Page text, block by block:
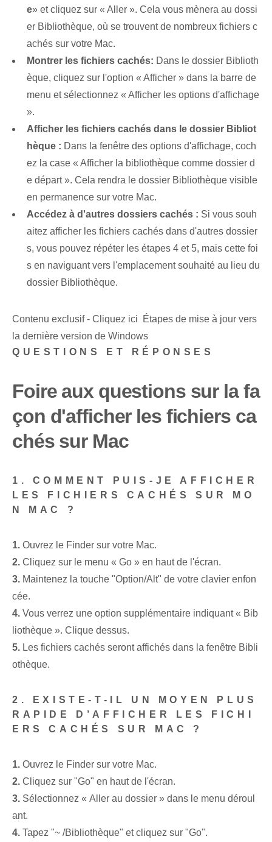
e» et cliquez sur « Aller ». Cela vous mènera au dossi
er Bibliothèque, où se trouvent de nombreux fichiers c
achés sur votre Mac.
Montrer les fichiers cachés: Dans le dossier Biblioth
èque, cliquez sur l'option « Afficher » dans la barre de
menu et sélectionnez « Afficher les options d'affichage
».
Afficher les fichiers cachés dans le dossier Bibliot
hèque : Dans la fenêtre des options d'affichage, coch
ez la case « Afficher la bibliothèque comme dossier d
e départ ». Cela rendra le dossier Bibliothèque visible
en permanence sur votre Mac.
Accédez à d'autres dossiers cachés : Si vous souh
aitez afficher les fichiers cachés dans d'autres dossier
s, vous pouvez répéter les étapes 4 et 5, mais cette foi
s en naviguant vers l'emplacement souhaité au lieu du
dossier Bibliothèque.
Contenu exclusif - Cliquez ici Étapes de mise à jour vers
la dernière version de Windows
QUESTIONS ET RÉPONSES
Foire aux questions sur la fa
çon d'afficher les fichiers ca
chés sur Mac
1. COMMENT PUIS-JE AFFICHER
LES FICHIERS CACHÉS SUR MO
N MAC ?
1. Ouvrez le Finder sur votre Mac.
2. Cliquez sur le menu « Go » en haut de l'écran.
3. Maintenez la touche "Option/Alt" de votre clavier enfon
cée.
4. Vous verrez une option supplémentaire indiquant « Bib
liothèque ». Clique dessus.
5. Les fichiers cachés seront affichés dans la fenêtre Bibli
othèque.
2. EXISTE-T-IL UN MOYEN PLUS
RAPIDE D’AFFICHER LES FICHI
ERS CACHÉS SUR MAC ?
1. Ouvrez le Finder sur votre Mac.
2. Cliquez sur "Go" en haut de l'écran.
3. Sélectionnez « Aller au dossier » dans le menu déroul
ant.
4. Tapez "~ /Bibliothèque" et cliquez sur "Go".